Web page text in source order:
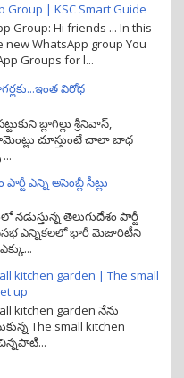
Group | KSC Smart Guide
Group: Hi friends ... In this
WhatsApp group You
Groups for l...
విరోధ
బ్లాగిల్లు శ్రీనివాస్,
చూస్తుంటే చాలా బాధ
ఎన్ని అసెంబ్లీ సీట్లు
తెలుగుదేశం పార్టీ
ఎన్నికలలో భారీ మెజారిటీని
kitchen garden | The small
up
kitchen garden నేను
The small kitchen